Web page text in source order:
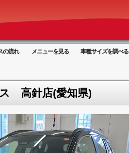
の流れ メニューを見る 車種サイズを調べる
高針店(愛知県)